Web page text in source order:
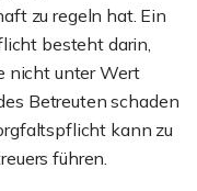
zu regeln hat. Ein
besteht darin,
nicht unter Wert
Betreuten schaden
kann zu
führen.